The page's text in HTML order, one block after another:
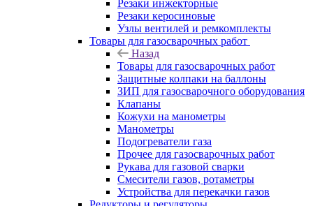
Резаки инжекторные
Резаки керосиновые
Узлы вентилей и ремкомплекты
Товары для газосварочных работ
Назад
Товары для газосварочных работ
Защитные колпаки на баллоны
ЗИП для газосварочного оборудования
Клапаны
Кожухи на манометры
Манометры
Подогреватели газа
Прочее для газосварочных работ
Рукава для газовой сварки
Смесители газов, ротаметры
Устройства для перекачки газов